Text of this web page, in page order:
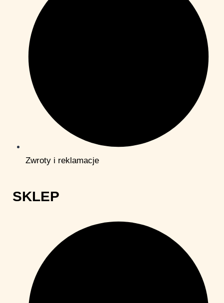
Zwroty i reklamacje
SKLEP